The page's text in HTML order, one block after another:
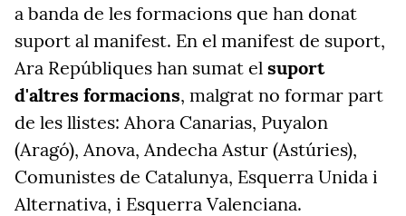
a banda de les formacions que han donat
suport al manifest. En el manifest de suport,
Ara Repúbliques han sumat el suport
d'altres formacions, malgrat no formar part
de les llistes: Ahora Canarias, Puyalon
(Aragó), Anova, Andecha Astur (Astúries),
Comunistes de Catalunya, Esquerra Unida i
Alternativa, i Esquerra Valenciana.